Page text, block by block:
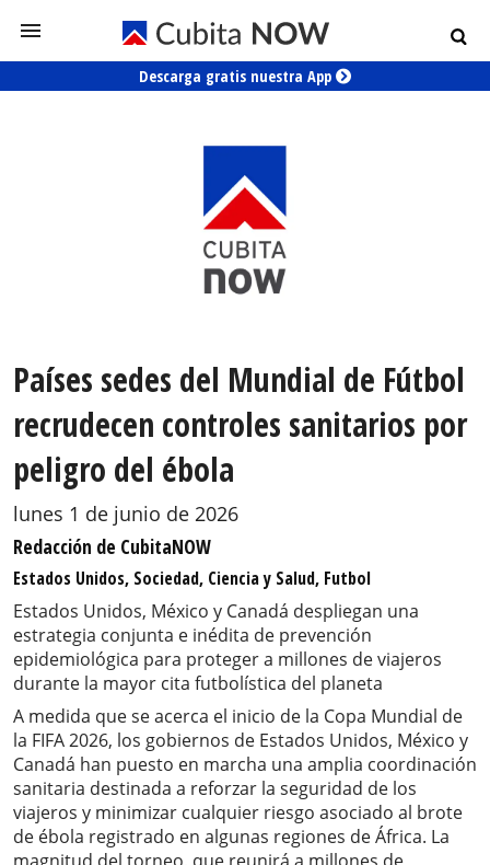
Descarga gratis nuestra App
Países sedes del Mundial de Fútbol
recrudecen controles sanitarios por
peligro del ébola
lunes 1 de junio de 2026
Redacción de CubitaNOW
Estados Unidos, Sociedad, Ciencia y Salud, Futbol
Estados Unidos, México y Canadá despliegan una
estrategia conjunta e inédita de prevención
epidemiológica para proteger a millones de viajeros
durante la mayor cita futbolística del planeta
A medida que se acerca el inicio de la Copa Mundial de
la FIFA 2026, los gobiernos de Estados Unidos, México y
Canadá han puesto en marcha una amplia coordinación
sanitaria destinada a reforzar la seguridad de los
viajeros y minimizar cualquier riesgo asociado al brote
de ébola registrado en algunas regiones de África. La